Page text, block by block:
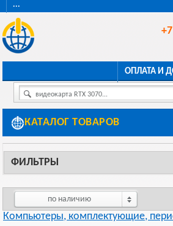
···
ОПЛАТА И
видеокарта RTX 3070...
КАТАЛОГ ТОВАРОВ
ФИЛЬТРЫ
по наличию
Компьютеры, комплектующие,